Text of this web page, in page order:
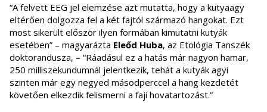
“A felvett EEG jel elemzése azt mutatta, hogy a kutyaagy
eltérően dolgozza fel a két fajtól származó hangokat. Ezt
most sikerült először ilyen formában kimutatni kutyák
esetében” – magyarázta Eleőd Huba, az Etológia Tanszék
doktorandusza, – “Ráadásul ez a hatás már nagyon hamar,
250 milliszekundumnál jelentkezik, tehát a kutyák agyi
szinten már egy negyed másodperccel a hang kezdetét
követően elkezdik felismerni a faji hovatartozást.”